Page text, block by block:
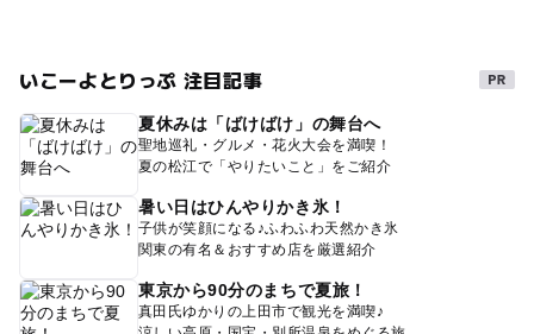
いこーよとりっぷ 注目記事
夏休みは「ばけばけ」の舞台へ
聖地巡礼・グルメ・花火大会を満喫！
夏の松江で「やりたいこと」をご紹介
暑い日はひんやりかき氷！
子供が笑顔になる♪ふわふわ天然かき氷
関東の有名＆おすすめ店を厳選紹介
東京から90分のまちで夏旅！
真田氏ゆかりの上田市で観光を満喫♪